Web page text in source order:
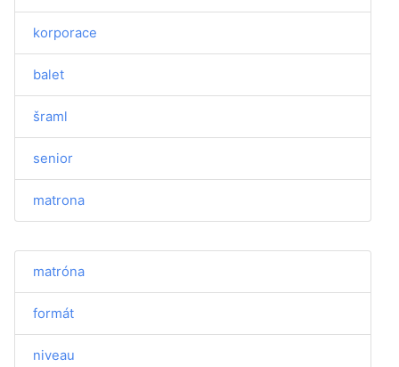
korporace
balet
šraml
senior
matrona
matróna
formát
niveau